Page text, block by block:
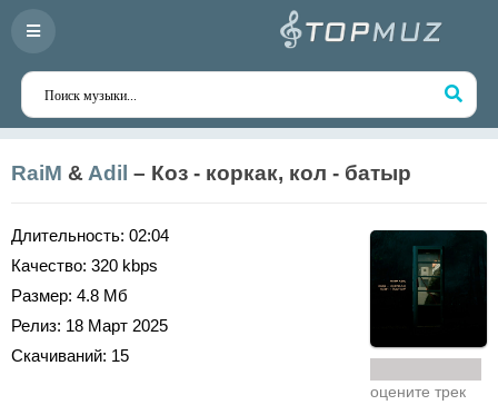
RaiM & Adil – Коз - коркак, кол - батыр
Длительность: 02:04
Качество: 320 kbps
Размер: 4.8 Мб
Релиз: 18 Март 2025
Скачиваний: 15
оцените трек